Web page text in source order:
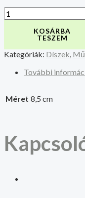
KOSÁRBA
TESZEM
Kategóriák: Díszek,
További
Méret 8,5 cm